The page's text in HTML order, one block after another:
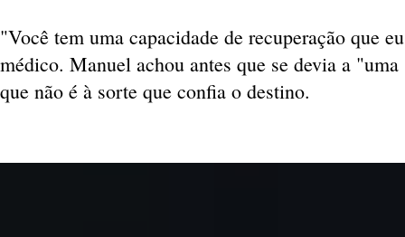
"Você tem uma capacidade de recuperação que
médico. Manuel achou antes que se devia a
que não é à sorte que confia o destino.